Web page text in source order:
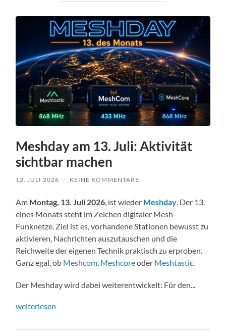
Meshday am 13. Juli: Aktivität
sichtbar machen
12. JULI 2026 / KEINE KOMMENTARE
Am Montag, 13. Juli 2026, ist wieder Meshday. Der 13.
eines Monats steht im Zeichen digitaler Mesh-
Funknetze. Ziel ist es, vorhandene Stationen bewusst zu
aktivieren, Nachrichten auszutauschen und die
Reichweite der eigenen Technik praktisch zu erproben.
Ganz egal, ob Meshcom, Meshcoreoder Meshtastic.
Der Meshday wird dabei weiterentwickelt: Für den...
weiterlesen